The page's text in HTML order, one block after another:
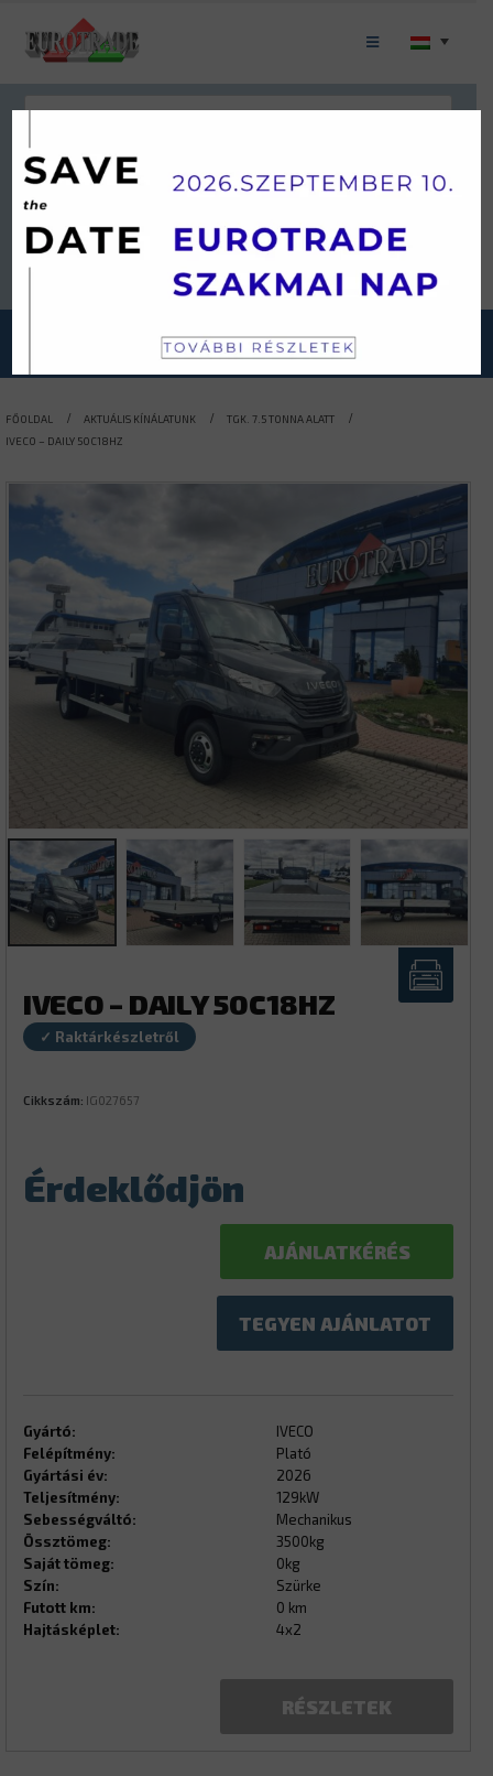
Keresés
JÁRMŰKATEGÓRIÁINK
FŐOLDAL AKTUÁLIS KÍNÁLATUNK
TGK. 7.5 TONNA ALATT
IVECO – DAILY 50C18HZ
IVECO – DAILY 50C18HZ
✓ Raktárkészletről
Cikkszám: IG027657
Érdeklődjön
AJÁNLATKÉRÉS
TEGYEN AJÁNLATOT
Gyártó:
IVECO
Felépítmény:
Plató
Gyártási év:
2026
Teljesítmény:
129kW
Sebességváltó:
Mechanikus
Össztömeg:
3500kg
Saját tömeg:
0kg
Szín:
Szürke
Futott km:
0 km
Hajtásképlet:
4x2
RÉSZLETEK